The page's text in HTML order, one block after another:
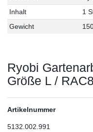
Inhalt
1
Gewicht
Ryobi
Größe L /
Artikelnummer
5132.002.991